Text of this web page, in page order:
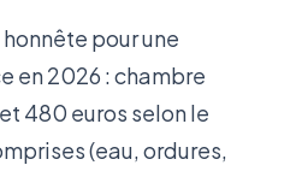
pour une
en 2026 : chambre
480 euros selon le
(eau, ordures,